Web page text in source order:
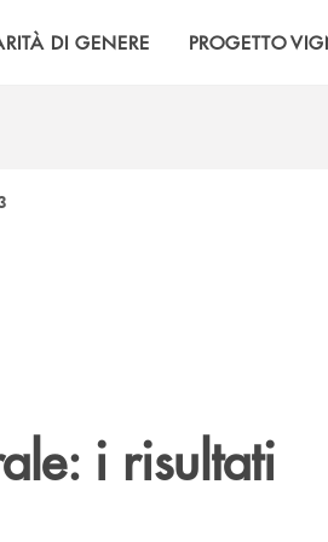
DI GENERE PROGETTO
i risultati